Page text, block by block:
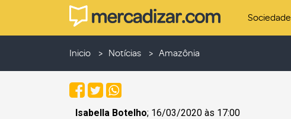
Sociedade
Inicio Notícias Amazônia
Isabella Botelho; 16/03/2020 às 17:00